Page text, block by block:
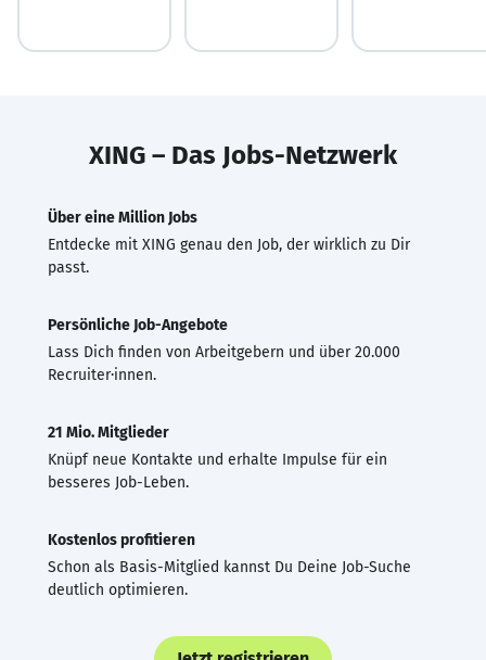
XING – Das Jobs-Netzwerk
Über eine Million Jobs
Entdecke mit XING genau den Job, der wirklich zu Dir
passt.
Persönliche Job-Angebote
Lass Dich finden von Arbeitgebern und über 20.000
Recruiter·innen.
21 Mio. Mitglieder
Knüpf neue Kontakte und erhalte Impulse für ein
besseres Job-Leben.
Kostenlos profitieren
Schon als Basis-Mitglied kannst Du Deine Job-Suche
deutlich optimieren.